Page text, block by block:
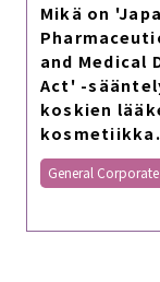
Mikä on
and Medical
Act' -
koskien
kosmetiikka.
General Corporate